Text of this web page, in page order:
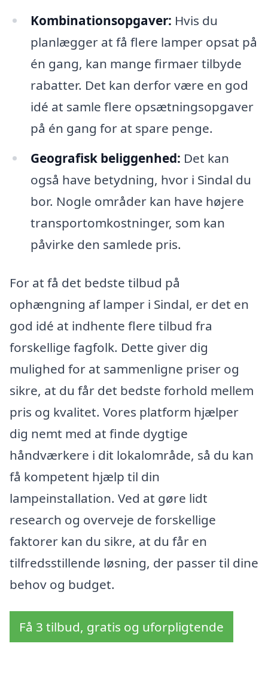
Kombinationsopgaver: Hvis du
planlægger at få flere lamper opsat på
én gang, kan mange firmaer tilbyde
rabatter. Det kan derfor være en god
idé at samle flere opsætningsopgaver
på én gang for at spare penge.
Geografisk beliggenhed: Det kan
også have betydning, hvor i Sindal du
bor. Nogle områder kan have højere
transportomkostninger, som kan
påvirke den samlede pris.
For at få det bedste tilbud på
ophængning af lamper i Sindal, er det en
god idé at indhente flere tilbud fra
forskellige fagfolk. Dette giver dig
mulighed for at sammenligne priser og
sikre, at du får det bedste forhold mellem
pris og kvalitet. Vores platform hjælper
dig nemt med at finde dygtige
håndværkere i dit lokalområde, så du kan
få kompetent hjælp til din
lampeinstallation. Ved at gøre lidt
research og overveje de forskellige
faktorer kan du sikre, at du får en
tilfredsstillende løsning, der passer til dine
behov og budget.
Få 3 tilbud, gratis og uforpligtende